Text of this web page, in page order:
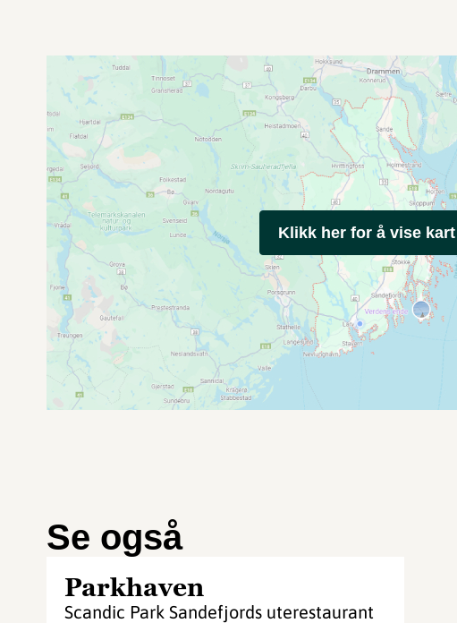
Klikk her for å vise kart
Se også
Parkhaven
Scandic Park Sandefjords uterestaurant